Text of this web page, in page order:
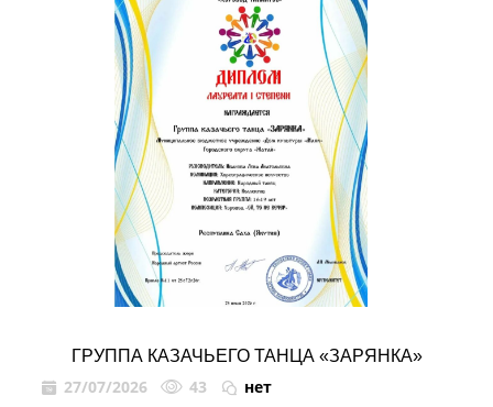
ГРУППА КАЗАЧЬЕГО ТАНЦА «ЗАРЯНКА»
27/07/2026 43
нет